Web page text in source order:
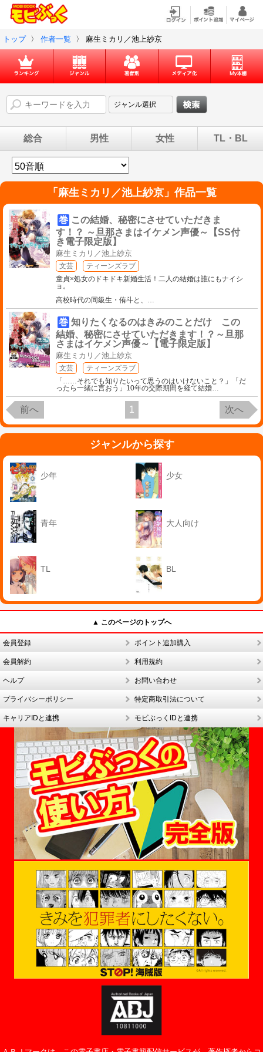
トップ 〉 作者一覧 〉 麻生ミカリ／池上紗京
総合 男性 女性 TL・BL
「 麻生ミカリ／池上紗京」作品一覧
巻 この結婚、秘密にさせていただきま
す！？ ～旦那さまはイケメン声優～【SS付
き電子限定版】
麻生ミカリ／池上紗京
文芸
ティーンズラブ
童貞×処女のドキドキ新婚生活！二人の結婚は誰にもナイシ
ョ。
高校時代の同級生・侑斗と、 …
巻 知りたくなるのはきみのことだけ この
結婚、秘密にさせていただきます！？～旦那
さまはイケメン声優～【電子限定版】
麻生ミカリ／池上紗京
文芸
ティーンズラブ
「……それでも知りたいって思うのはいけないこと？」「だ
ったら一緒に言おう」10年の交際期間を経て結婚…
前へ 1 次へ
ジャンルから探す
少年 少女
青年 大人向け
TL BL
▲ このページのトップへ
会員登録 ポイント追加購入
会員解約 利用規約
ヘルプ お問い合わせ
プライバシーポリシー 特定商取引法について
キャリアIDと連携 モビぶっくIDと連携